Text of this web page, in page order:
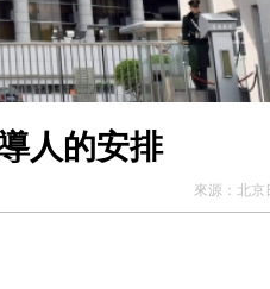
選擇合作夥伴
人的安排
來源： 北京